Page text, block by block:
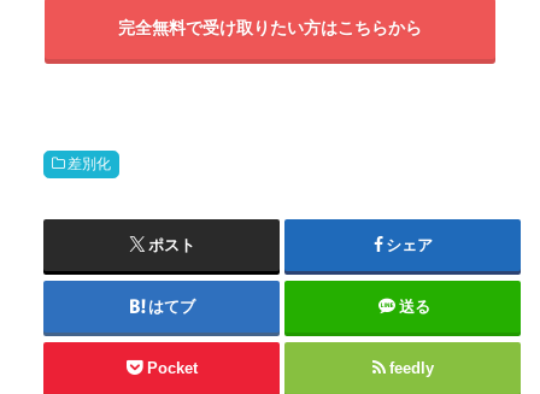
完全無料で受け取りたい方はこちらから
差別化
ポスト シェア
はてブ 送る
Pocket feedly